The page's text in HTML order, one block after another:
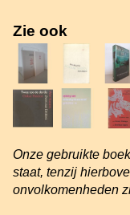
Zie ook
Onze gebruikte
staat, tenzij
onvolkomenheden